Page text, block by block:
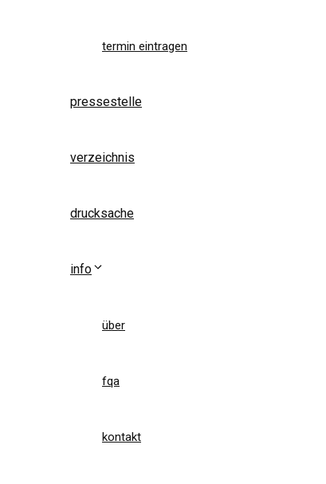
termin eintragen
pressestelle
verzeichnis
drucksache
info
über
fqa
kontakt